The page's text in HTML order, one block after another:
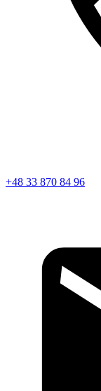
+48 33 870 84 96